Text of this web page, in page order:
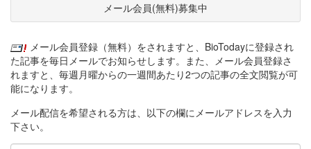
メール会員(無料)募集中
メール会員登録（無料）をされますと、BioTodayに登録され
た記事を毎日メールでお知らせします。また、メール会員登録さ
れますと、毎週月曜からの一週間あたり2つの記事の全文閲覧が可
能になります。
メール配信を希望される方は、以下の欄にメールアドレスを入力
下さい。